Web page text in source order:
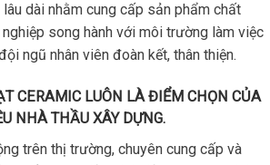
dài nhằm cung cấp sản phẩm chất
nghiệp song hành với môi trường làm việc
ngũ nhân viên đoàn kết, thân thiện.
CERAMIC LUÔN LÀ ĐIỂM CHỌN CỦA
NHÀ THẦU XÂY DỰNG.
trên thị trường, chuyên cung cấp và